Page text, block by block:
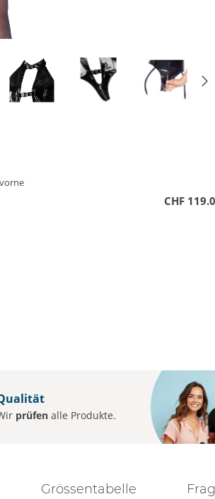
CHF
prüfen alle Produkte.
Grössentabelle